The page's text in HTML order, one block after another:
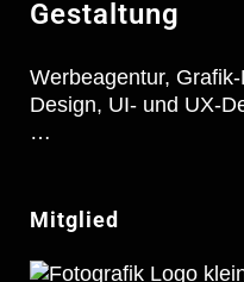
Gestaltung
Werbeagentur,
Design, UI- und UX-
…
Mitglied